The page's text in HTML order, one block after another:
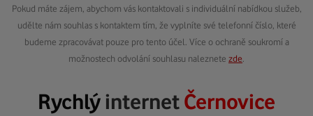
Pokud máte zájem, abychom vás kontaktovali s individuální nabídkou služeb,
udělte nám souhlas s kontaktem tím, že vyplníte své telefonní číslo, které
budeme zpracovávat pouze pro tento účel. Více o ochraně soukromí a
možnostech odvolání souhlasu naleznete zde
RychlýinternetČernovice